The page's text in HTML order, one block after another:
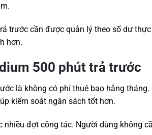
trước cần được quản lý theo số dư
hơn.
500 phút trả trước
là không có phí thuê bao hằng
kiểm soát ngân sách tốt hơn.
đợt công tác. Người dùng không